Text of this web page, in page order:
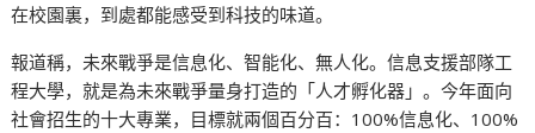
在校園裏，到處都能感受到科技的味道。
報道稱，未來戰爭是信息化、智能化、無人化。信息支援部隊工
程大學，就是為未來戰爭量身打造的「人才孵化器」。今年面向
社會招生的十大專業，目標就兩個百分百：100%信息化、100%